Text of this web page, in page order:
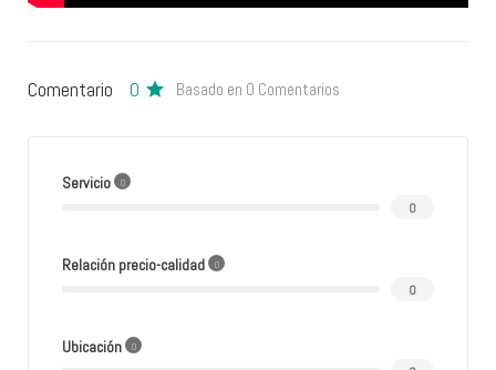
Comentario 0 Basado en 0 Comentarios
Servicio
0
Relación precio-calidad
0
Ubicación